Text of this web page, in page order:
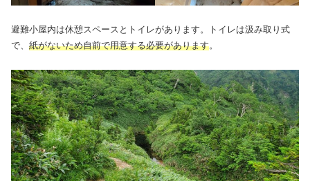
避難小屋内は休憩スペースとトイレがあります。トイレは汲み取り式
で、 紙がないため自前で用意する必要があります。